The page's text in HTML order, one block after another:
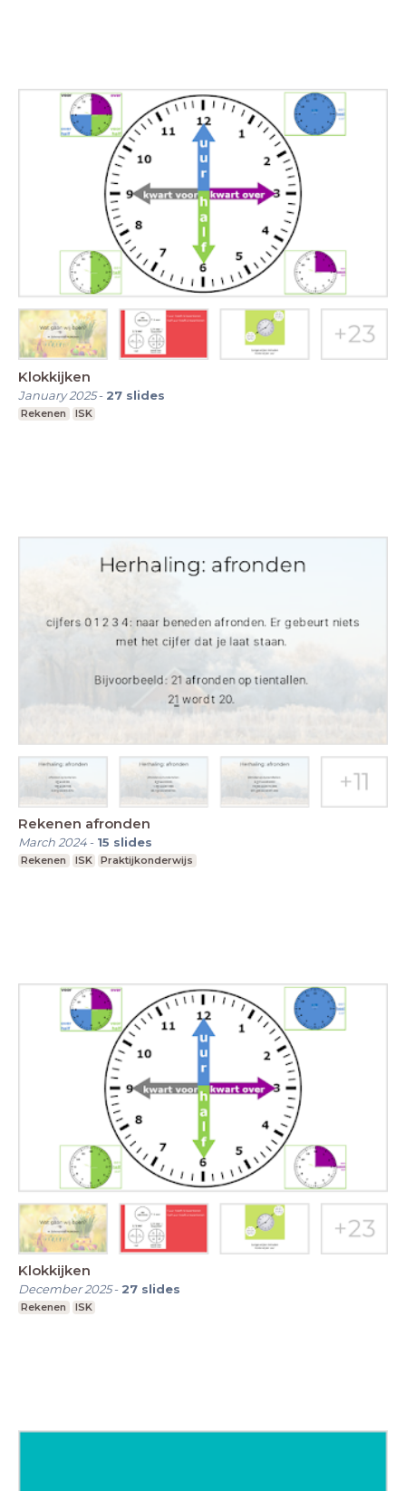
Klokkijken
January 2025- 27 slides
Rekenen ISK
Rekenen afronden
March 2024- 15 slides
Rekenen ISK Praktijkonderwijs
Klokkijken
December 2025- 27 slides
Rekenen ISK